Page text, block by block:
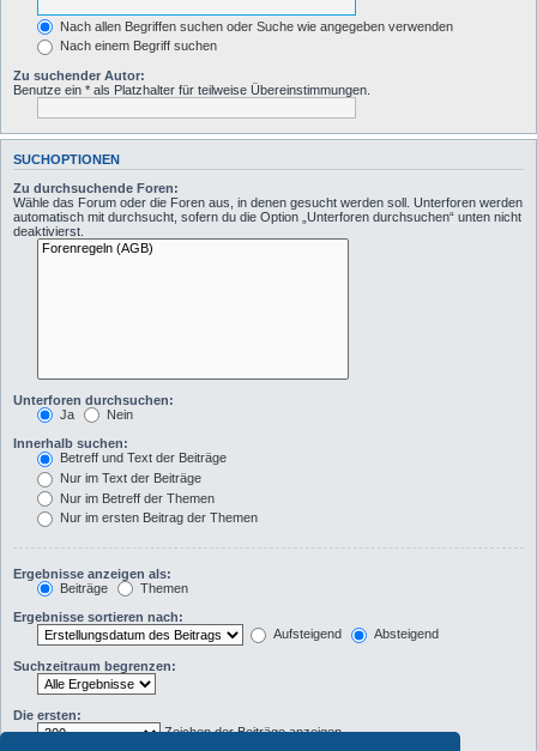
Nach allen Begriffen suchen oder Suche wie angegeben verwenden
Nach einem Begriff suchen
Zu suchender Autor:
Benutze ein * als Platzhalter für teilweise Übereinstimmungen.
SUCHOPTIONEN
Zu durchsuchende Foren:
Wähle das Forum oder die Foren aus, in denen gesucht werden soll. Unterforen werden
automatisch mit durchsucht, sofern du die Option „Unterforen durchsuchen“ unten nicht
deaktivierst.
Unterforen durchsuchen:
Ja
Nein
Innerhalb suchen:
Betreff und Text der Beiträge
Nur im Text der Beiträge
Nur im Betreff der Themen
Nur im ersten Beitrag der Themen
Ergebnisse anzeigen als:
Beiträge
Themen
Ergebnisse sortieren nach:
Aufsteigend
Absteigend
Suchzeitraum begrenzen:
Die ersten:
Zeichen der Beiträge anzeigen